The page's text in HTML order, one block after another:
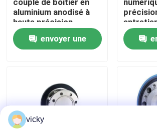
Nouvelles
Dynamomètre de couple
Dynamomètre à grande vitesse
couple de boîtier en
aluminium anodisé à
haute précision
envoyer une
10000
vicky